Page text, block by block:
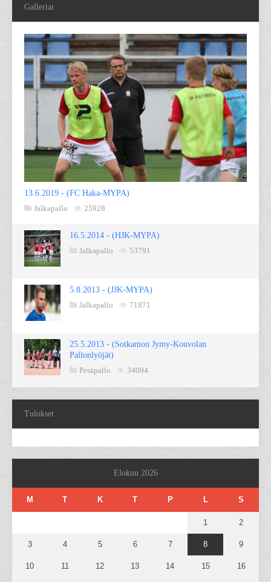
Galleriat
13.6.2019 - (FC Haka-MYPA)
Jalkapallo
25928
16.5.2014 - (HJK-MYPA)
Jalkapallo
53791
5.8.2013 - (JJK-MYPA)
Jalkapallo
71871
25.5.2013 - (Sotkamon Jymy-Kouvolan
Pallonlyöjät)
Pesäpallo
34094
Tulokset
Elokuu 2026
M T K T P L S
1 2
3 4 5 6 7 8 9
10 11 12 13 14 15 16